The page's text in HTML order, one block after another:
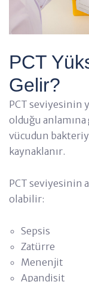
PCT
Gelir?
PCT seviyesinin
olduğu
vücudun
kaynaklanır.
PCT seviyesinin
olabilir:
Sepsis
Zatürre
Menenjit
Apandisit